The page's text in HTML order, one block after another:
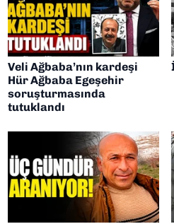
Veli Ağbaba’nın kardeşi
Hür Ağbaba Egeşehir
soruşturmasında
tutuklandı